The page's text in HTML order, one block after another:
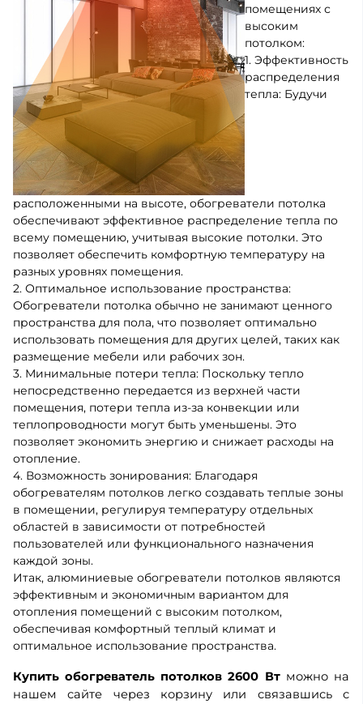
помещениях с
высоким
потолком:
1. Эффективность
распределения
тепла: Будучи
расположенными на высоте, обогреватели потолка
обеспечивают эффективное распределение тепла по
всему помещению, учитывая высокие потолки. Это
позволяет обеспечить комфортную температуру на
разных уровнях помещения.
2. Оптимальное использование пространства:
Обогреватели потолка обычно не занимают ценного
пространства для пола, что позволяет оптимально
использовать помещения для других целей, таких как
размещение мебели или рабочих зон.
3. Минимальные потери тепла: Поскольку тепло
непосредственно передается из верхней части
помещения, потери тепла из-за конвекции или
теплопроводности могут быть уменьшены. Это
позволяет экономить энергию и снижает расходы на
отопление.
4. Возможность зонирования: Благодаря
обогревателям потолков легко создавать теплые зоны
в помещении, регулируя температуру отдельных
областей в зависимости от потребностей
пользователей или функционального назначения
каждой зоны.
Итак, алюминиевые обогреватели потолков являются
эффективным и экономичным вариантом для
отопления помещений с высоким потолком,
обеспечивая комфортный теплый климат и
оптимальное использование пространства.
Купить обогреватель потолков 2600 Втможно на
нашем сайте через корзину или связавшись с